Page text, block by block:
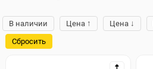
В наличии Цена ↑ Цена ↓
Сбросить